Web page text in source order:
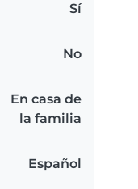
Sí
No
En casa de
la familia
Español